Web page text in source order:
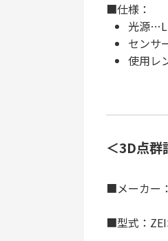
■仕様：
光源
センサ
使用レ
＜3D点群
■メーカー
■型式：